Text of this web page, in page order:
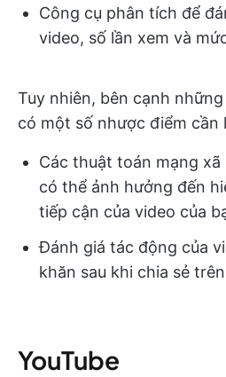
Công cụ phân tích để
video, số lần xem và
Tuy nhiên, bên cạnh
có một số nhược điểm cần
Các thuật toán mạng
có thể ảnh hưởng đến
tiếp cận của video của
Đánh giá tác động của
khăn sau khi chia sẻ
YouTube